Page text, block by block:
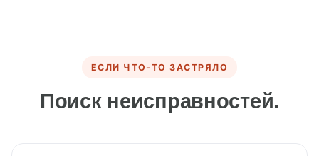
ЕСЛИ ЧТО-ТО ЗАСТРЯЛО
Поиск неисправностей.